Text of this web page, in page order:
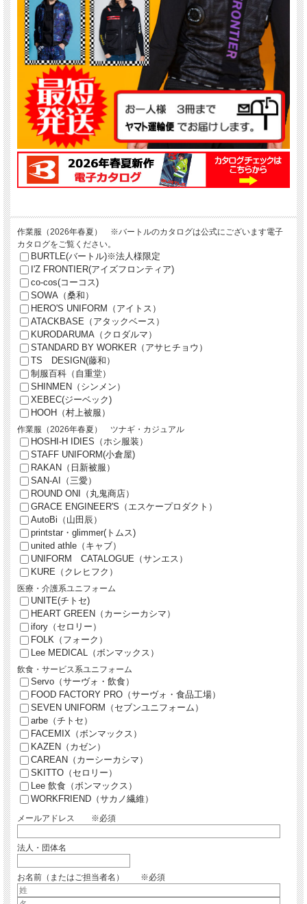
作業服（2026年春夏） ※バートルのカタログは公式にございます電子
カタログをご覧ください。
BURTLE(バートル)※法人様限定
I'Z FRONTIER(アイズフロンティア)
co-cos(コーコス)
SOWA（桑和）
HERO'S UNIFORM（アイトス）
ATACKBASE（アタックベース）
KURODARUMA（クロダルマ）
STANDARD BY WORKER（アサヒチョウ）
TS DESIGN(藤和）
制服百科（自重堂）
SHINMEN（シンメン）
XEBEC(ジーベック)
HOOH（村上被服）
作業服（2026年春夏） ツナギ・カジュアル
HOSHI-H IDIES（ホシ服装）
STAFF UNIFORM(小倉屋)
RAKAN（日新被服）
SAN-AI（三愛）
ROUND ONI（丸鬼商店）
GRACE ENGINEER'S（エスケープロダクト）
AutoBi（山田辰）
printstar・glimmer(トムス)
united athle（キャブ）
UNIFORM CATALOGUE（サンエス）
KURE（クレヒフク）
医療・介護系ユニフォーム
UNITE(チトセ)
HEART GREEN（カーシーカシマ）
ifory（セロリー）
FOLK（フォーク）
Lee MEDICAL（ボンマックス）
飲食・サービス系ユニフォーム
Servo（サーヴォ・飲食）
FOOD FACTORY PRO（サーヴォ・食品工場）
SEVEN UNIFORM（セブンユニフォーム）
arbe（チトセ）
FACEMIX（ボンマックス）
KAZEN（カゼン）
CAREAN（カーシーカシマ）
SKITTO（セロリー）
Lee 飲食（ボンマックス）
WORKFRIEND（サカノ繊維）
メールアドレス ※必須
法人・団体名
お名前（またはご担当者名） ※必須